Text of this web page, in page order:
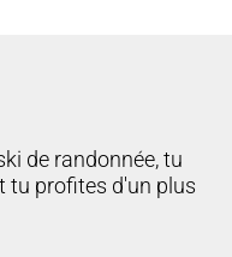
de randonnée, tu
tu profites d'un plus